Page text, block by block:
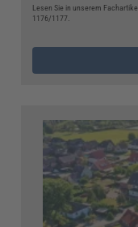
Lesen Sie in unserem
1176/1177.